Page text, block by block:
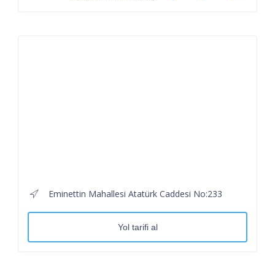
Eminettin Mahallesi Atatürk Caddesi No:233
Yol tarifi al